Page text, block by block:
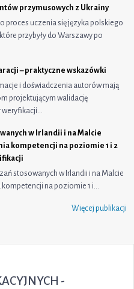
przymusowych z Ukrainy
proces uczenia się języka polskiego
przybyły do Warszawy po
– praktyczne wskazówki
i doświadczenia autorów mają
projektującym walidację
w Irlandii i na Malcie
kompetencji na poziomie 1 i 2
stosowanych w Irlandii i na Malcie
na poziomie 1 i…
Więcej publikacji
-